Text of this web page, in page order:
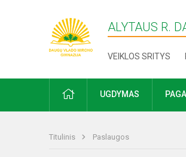
ALYTAUS R.
VEIKLOS SRITYS
PRADŽIAUGDYMAS
Titulinis Paslaugos